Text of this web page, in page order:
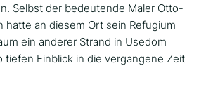
Selbst der bedeutende Maler Otto-
hatte an diesem Ort sein Refugium
ein anderer Strand in Usedom
tiefen Einblick in die vergangene Zeit